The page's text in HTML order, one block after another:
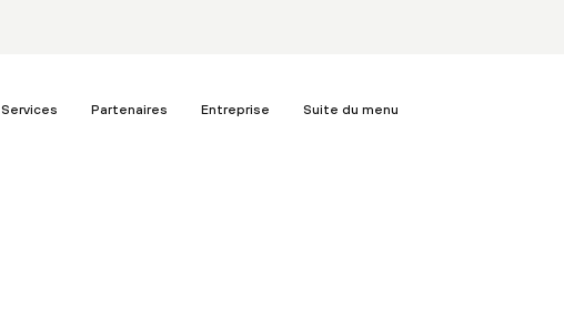
Services Partenaires Entreprise Suite du menu